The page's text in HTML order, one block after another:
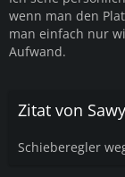
wenn man den
man einfach nur
Aufwand.
Zitat von
Schieberegler